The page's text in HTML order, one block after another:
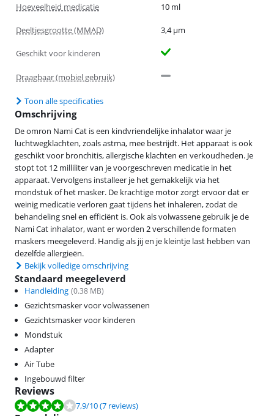
Hoeveelheid medicatie 10 ml
Deeltjesgrootte (MMAD) 3,4 µm
Geschikt voor kinderen
Draagbaar (mobiel gebruik)
Toon alle specificaties
Omschrijving
De omron Nami Cat is een kindvriendelijke inhalator waar je
luchtwegklachten, zoals astma, mee bestrijdt. Het apparaat is ook
geschikt voor bronchitis, allergische klachten en verkoudheden. Je
stopt tot 12 milliliter van je voorgeschreven medicatie in het
apparaat. Vervolgens installeer je het gemakkelijk via het
mondstuk of het masker. De krachtige motor zorgt ervoor dat er
weinig medicatie verloren gaat tijdens het inhaleren, zodat de
behandeling snel en efficiënt is. Ook als volwassene gebruik je de
Nami Cat inhalator, want er worden 2 verschillende formaten
maskers meegeleverd. Handig als jij en je kleintje last hebben van
dezelfde allergieën.
Bekijk volledige omschrijving
Standaard meegeleverd
Handleiding (0.38 MB)
Gezichtsmasker voor volwassenen
Gezichtsmasker voor kinderen
Mondstuk
Adapter
Air Tube
Ingebouwd filter
Reviews
Beoordeling is 7,9 van de 10, gebaseerd op 7 reviews.
7,9/10(7 reviews)